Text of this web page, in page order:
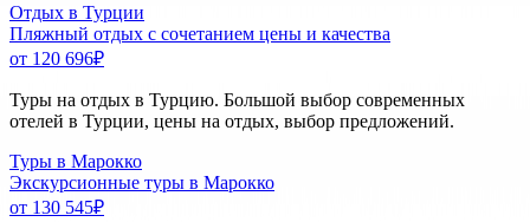
Отдых в Турции
Пляжный отдых с сочетанием цены и качества
от 120 696₽
Туры на отдых в Турцию. Большой выбор современных
отелей в Турции, цены на отдых, выбор предложений.
Туры в Марокко
Экскурсионные туры в Марокко
от 130 545₽